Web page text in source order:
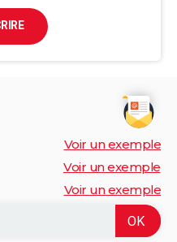
Voir un exemple
Voir un exemple
Voir un exemple